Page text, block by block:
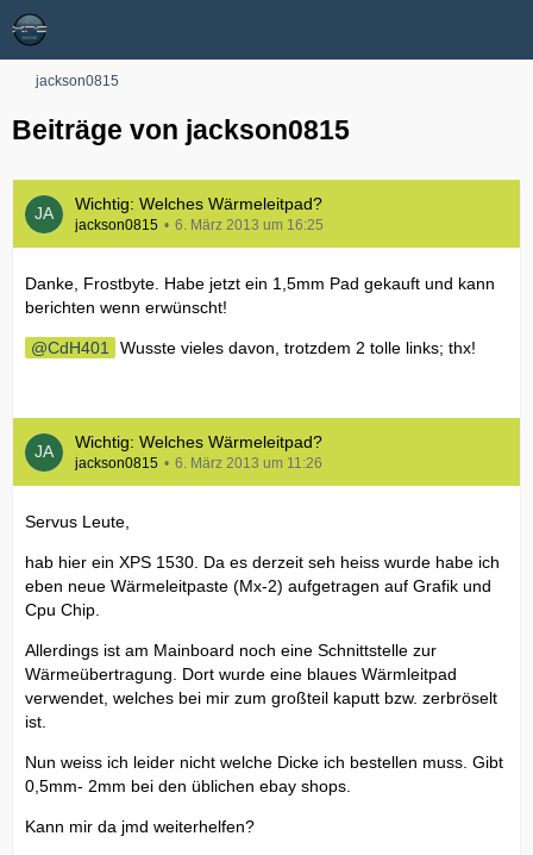
jackson0815
Beiträge von jackson0815
Wichtig: Welches Wärmeleitpad?
jackson0815 6. März 2013 um 16:25
Danke, Frostbyte. Habe jetzt ein 1,5mm Pad gekauft und kann
berichten wenn erwünscht!
CdH401 Wusste vieles davon, trotzdem 2 tolle links; thx!
Wichtig: Welches Wärmeleitpad?
jackson0815 6. März 2013 um 11:26
Servus Leute,
hab hier ein XPS 1530. Da es derzeit seh heiss wurde habe ich
eben neue Wärmeleitpaste (Mx-2) aufgetragen auf Grafik und
Cpu Chip.
Allerdings ist am Mainboard noch eine Schnittstelle zur
Wärmeübertragung. Dort wurde eine blaues Wärmleitpad
verwendet, welches bei mir zum großteil kaputt bzw. zerbröselt
ist.
Nun weiss ich leider nicht welche Dicke ich bestellen muss. Gibt
0,5mm- 2mm bei den üblichen ebay shops.
Kann mir da jmd weiterhelfen?